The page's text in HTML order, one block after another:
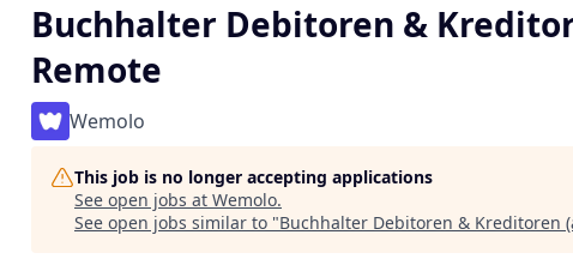
Buchhalter Debitoren &
Remote
Wemolo
This job is no longer accepting applications
See open jobs at Wemolo.
See open jobs similar to "Buchhalter Debitoren & Kreditoren